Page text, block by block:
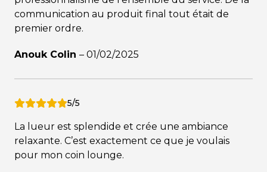
communication au produit final tout était de
premier ordre.
Anouk Colin – 01/02/2025
5/5
La lueur est splendide et crée une ambiance
relaxante. C’est exactement ce que je voulais
pour mon coin lounge.